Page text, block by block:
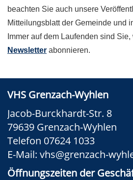
beachten Sie auch unsere
Mitteilungsblatt der Gemeinde und
Immer auf dem Laufenden sind
Newsletter abonnieren.
VHS Grenzach-Wyhlen
Jacob-Burckhardt-Str. 8
79639 Grenzach-Wyhlen
Telefon 07624 1033
E-Mail: vhs@grenzach-
Öffnungszeiten der